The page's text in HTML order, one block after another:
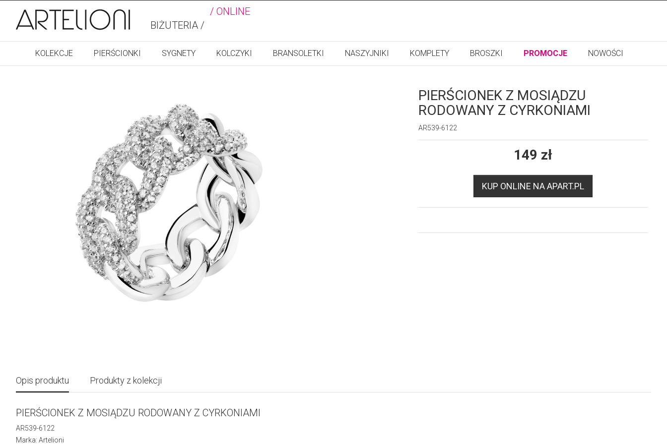
/ ONLINE
BIŻUTERIA /
KOLEKCJE PIERŚCIONKI SYGNETY KOLCZYKI BRANSOLETKI NASZYJNIKI KOMPLETY BROSZKI PROMOCJE NOWOŚCI
PIERŚCIONEK Z MOSIĄDZU
RODOWANY Z CYRKONIAMI
AR539-6122
149 zł
KUP ONLINE NA APART.PL
Opis produktu Produkty z kolekcji
PIERŚCIONEK Z MOSIĄDZU RODOWANY Z CYRKONIAMI
AR539-6122
Marka: Artelioni